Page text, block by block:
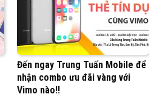
Đến ngay Trung Tuấn Mobile để
nhận combo ưu đãi vàng với
Vimo nào!!